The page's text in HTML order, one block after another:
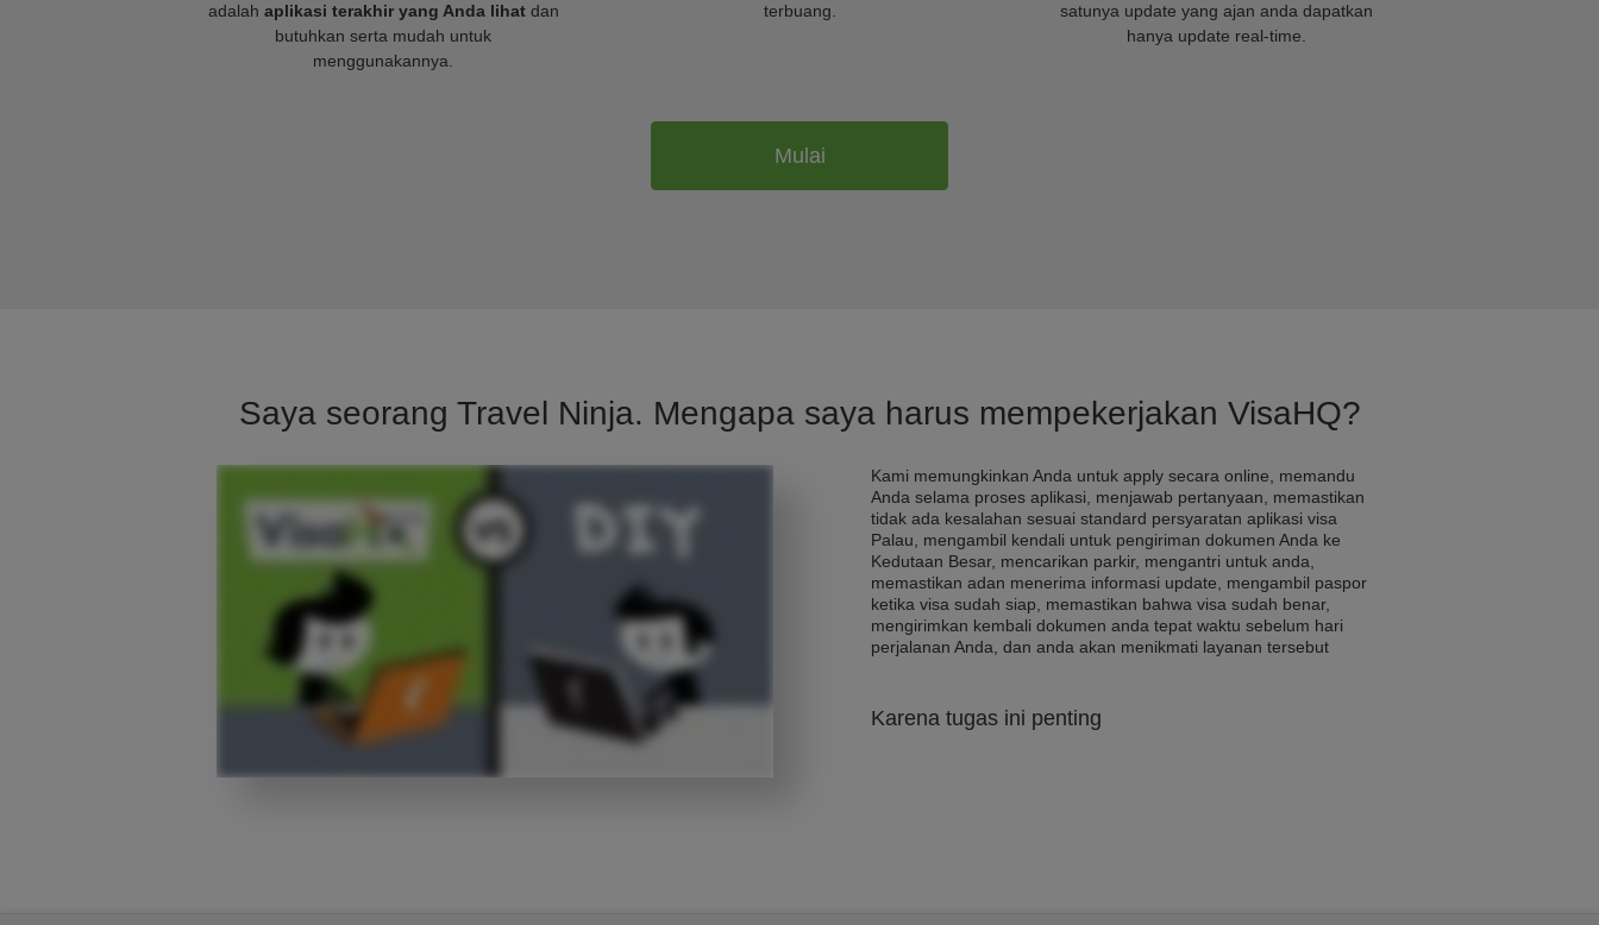
adalah aplikasi terakhir yang Anda lihatdan
butuhkan serta mudah untuk
menggunakannya.
terbuang.
satunya update yang ajan anda dapatkan
hanya update real-time.
Mulai
Saya seorang Travel Ninja. Mengapa saya harus mempekerjakan VisaHQ?
Kami memungkinkan Anda untuk apply secara online, memandu
Anda selama proses aplikasi, menjawab pertanyaan, memastikan
tidak ada kesalahan sesuai standard persyaratan aplikasi visa
Palau, mengambil kendali untuk pengiriman dokumen Anda ke
Kedutaan Besar, mencarikan parkir, mengantri untuk anda,
memastikan adan menerima informasi update, mengambil paspor
ketika visa sudah siap, memastikan bahwa visa sudah benar,
mengirimkan kembali dokumen anda tepat waktu sebelum hari
perjalanan Anda, dan anda akan menikmati layanan tersebut
Karena tugas ini penting